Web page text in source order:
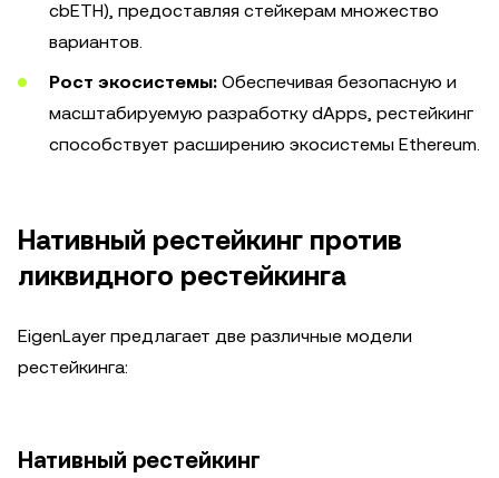
cbETH), предоставляя стейкерам множество
вариантов.
Рост экосистемы: Обеспечивая безопасную и
масштабируемую разработку dApps, рестейкинг
способствует расширению экосистемы Ethereum.
Нативный рестейкинг против
ликвидного рестейкинга
EigenLayer предлагает две различные модели
рестейкинга:
Нативный рестейкинг